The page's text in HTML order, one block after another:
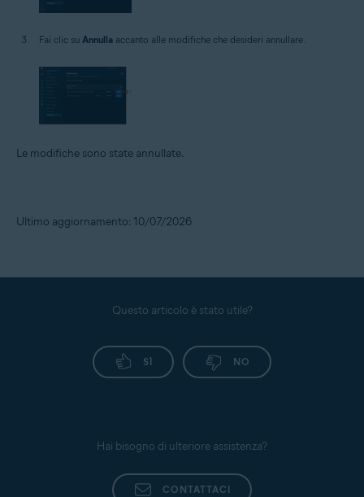
Fai clic su Annulla accanto alle modifiche che desideri annullare.
Le modifiche sono state annullate.
Ultimo aggiornamento: 10/07/2026
Questo articolo è stato utile?
SÌ NO
Hai bisogno di ulteriore assistenza?
CONTATTACI